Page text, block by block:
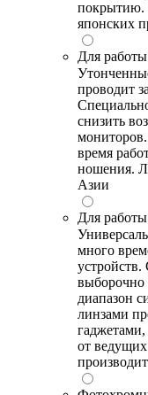
покрытию.
японских
Для
проводит
снизить
время
ношения.
Азии
Для
много
выборочно
диапазон
линзами
от